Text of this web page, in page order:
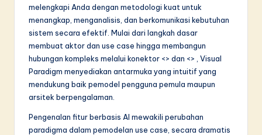
melengkapi Anda dengan metodologi kuat untuk
menangkap, menganalisis, dan berkomunikasi kebutuhan
sistem secara efektif. Mulai dari langkah dasar
membuat aktor dan use case hingga membangun
hubungan kompleks melalui konektor <> dan <> , Visual
Paradigm menyediakan antarmuka yang intuitif yang
mendukung baik pemodel pengguna pemula maupun
arsitek berpengalaman.
Pengenalan fitur berbasis AI mewakili perubahan
paradigma dalam pemodelan use case, secara dramatis